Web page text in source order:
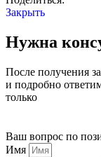
Закрыть
Нужна
После получения
и подробно
только
Ваш вопрос по
Имя